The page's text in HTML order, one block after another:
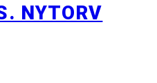
NYTORV